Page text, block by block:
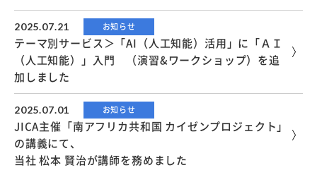
2025.07.21 お知らせ
テーマ別サービス＞「AI（人工知能）活用」に「ＡＩ
（人工知能）」入門 （演習&ワークショップ）を追
加しました
2025.07.01 お知らせ
JICA主催「南アフリカ共和国 カイゼンプロジェクト」
の講義にて、
当社 松本 賢治が講師を務めました